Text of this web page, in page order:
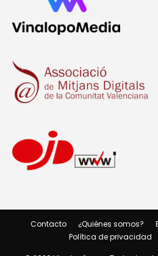
Contacto ¿Quiénes somos?
Política de privacidad